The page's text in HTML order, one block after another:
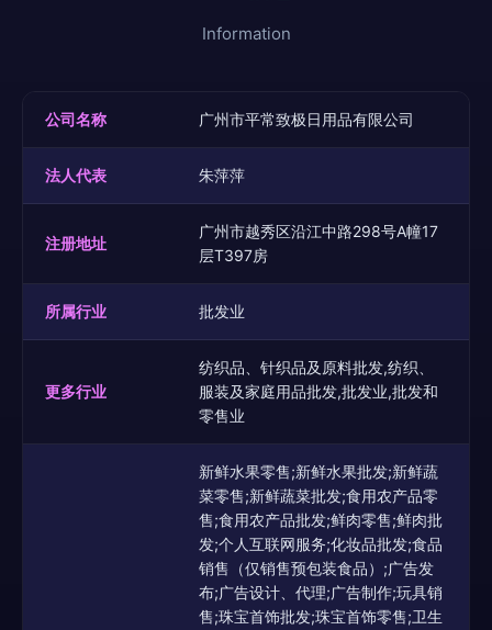
Information
公司名称 广州市平常致极日用品有限公司
法人代表 朱萍萍
注册地址
广州市越秀区沿江中路298号A幢17
层T397房
所属行业 批发业
更多行业
纺织品、针织品及原料批发,纺织、
服装及家庭用品批发,批发业,批发和
零售业
新鲜水果零售;新鲜水果批发;新鲜蔬
菜零售;新鲜蔬菜批发;食用农产品零
售;食用农产品批发;鲜肉零售;鲜肉批
发;个人互联网服务;化妆品批发;食品
销售（仅销售预包装食品）;广告发
布;广告设计、代理;广告制作;玩具销
售;珠宝首饰批发;珠宝首饰零售;卫生